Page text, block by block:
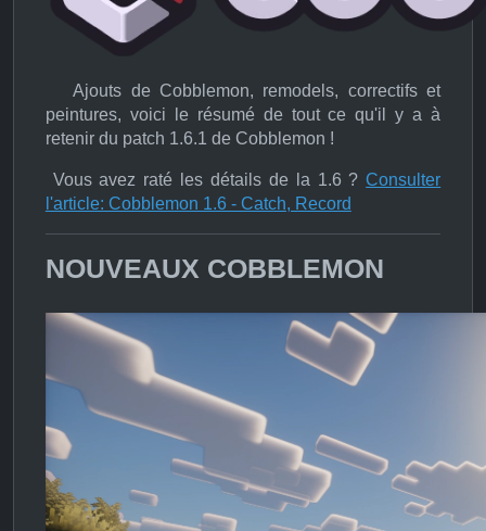
Ajouts de Cobblemon, remodels, correctifs et
peintures, voici le résumé de tout ce qu'il y a à
retenir du patch 1.6.1 de Cobblemon !
Vous avez raté les détails de la 1.6 ?Consulter
l'article: Cobblemon 1.6 - Catch, Record
NOUVEAUX COBBLEMON